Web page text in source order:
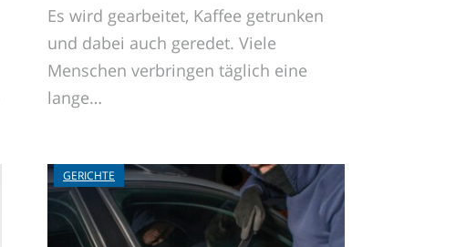
Es wird gearbeitet, Kaffee getrunken
und dabei auch geredet. Viele
Menschen verbringen täglich eine
lange…
GERICHTE